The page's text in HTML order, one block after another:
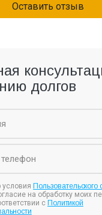
Оставить отзыв
долгов
Пользовательского
на обработку моих
с Политикой